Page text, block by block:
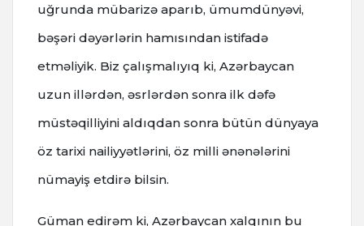
uğrunda mübarizə aparıb, ümumdünyəvi,
bəşəri dəyərlərin hamısından istifadə
etməliyik. Biz çalışmalıyıq ki, Azərbaycan
uzun illərdən, əsrlərdən sonra ilk dəfə
müstəqilliyini aldıqdan sonra bütün dünyaya
öz tarixi nailiyyətlərini, öz milli ənənələrini
nümayiş etdirə bilsin.
Güman edirəm ki, Azərbaycan xalqının bu